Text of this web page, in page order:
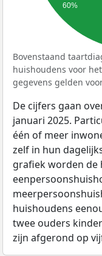
60%
Bovenstaand
huishoudens voor
gegevens gelden
De cijfers gaan
januari 2025.
één of meer
zelf in hun
grafiek worden de
huishoudens
twee ouders
zijn afgerond op